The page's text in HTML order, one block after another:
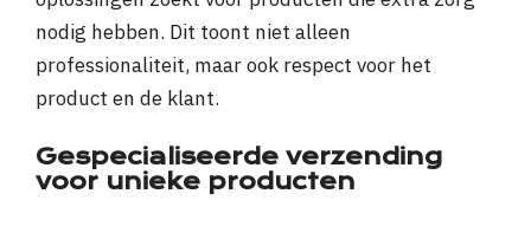
nodig hebben. Dit toont niet alleen
professionaliteit, maar ook respect voor het
product en de klant.
Gespecialiseerde verzending
voor unieke producten